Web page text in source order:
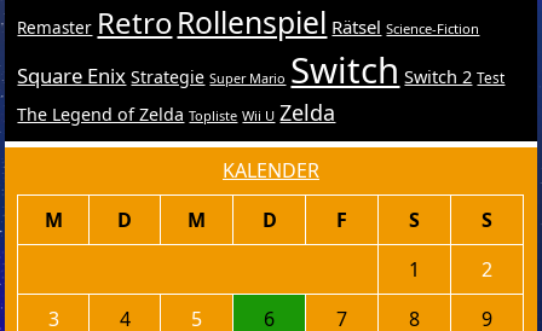
Remaster RetroRollenspiel Rätsel Science-Fiction
Square Enix Strategie Super Mario Switch Switch 2 Test
The Legend of Zelda Topliste Wii U Zelda
KALENDER
M D M D F S
S
1
2
3
4 5 6 7 8
9